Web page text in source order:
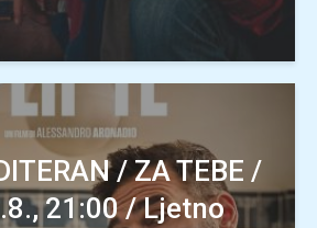
/ ZA TEBE /
21:00 / Ljetno